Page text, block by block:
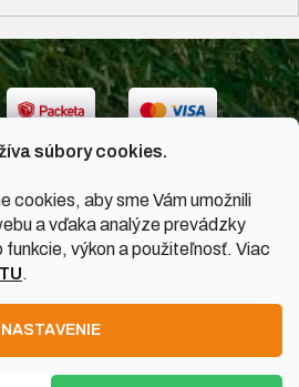
súbory cookies.
cookies, aby sme Vám umožnili
a vďaka analýze prevádzky
výkon a použiteľnosť. Viac
.
NASTAVENIE